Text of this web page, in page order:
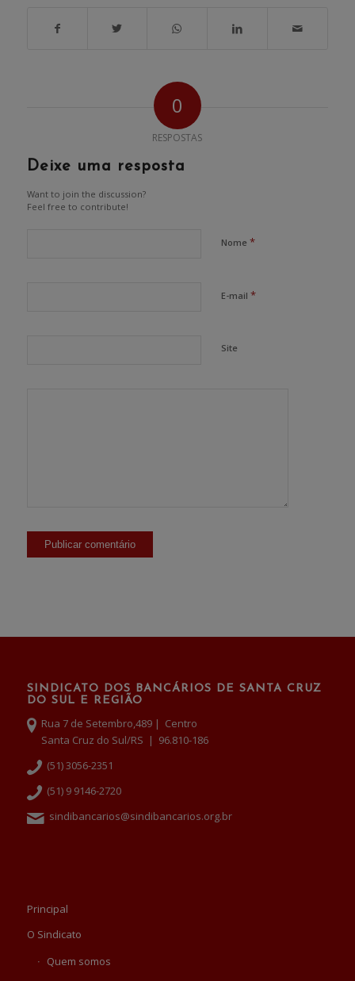
0
RESPOSTAS
Deixe uma resposta
Want to join the discussion?
Feel free to contribute!
Nome *
E-mail *
Site
SINDICATO DOS BANCÁRIOS DE SANTA CRUZ
DO SUL E REGIÃO
Rua 7 de Setembro,489 | Centro
Santa Cruz do Sul/RS | 96.810-186
(51) 3056-2351
(51) 9 9146-2720
sindibancarios@sindibancarios.org.br
Principal
O Sindicato
Quem somos